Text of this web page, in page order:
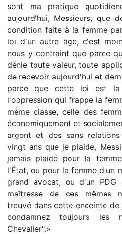
sont ma pratique
aujourd'hui, Messieurs, que
condition faite à la femme
loi d'un autre âge, c'est
nous y contraint que parce
dénie toute valeur, toute
de recevoir aujourd'hui et
parce que cette loi est
l'oppression qui frappe la
même classe, celle des
économiquement et
argent et des sans
vingt ans que je plaide,
jamais plaidé pour la
l'État, ou pour la femme d'un
grand avocat, ou d'un
maîtresse de ces mêmes
trouvé dans cette enceinte de
condamnez toujours les
Chevalier".»